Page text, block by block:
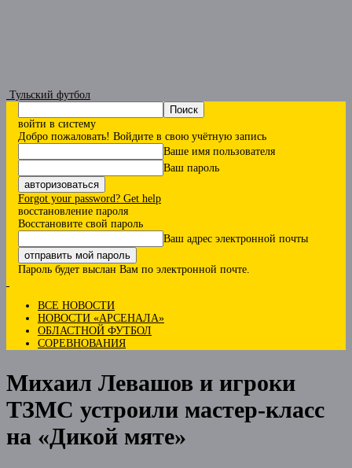
Тульский футбол
войти в систему
Добро пожаловать! Войдите в свою учётную запись
Ваше имя пользователя
Ваш пароль
Forgot your password? Get help
восстановление пароля
Восстановите свой пароль
Ваш адрес электронной почты
Пароль будет выслан Вам по электронной почте.
ВСЕ НОВОСТИ
НОВОСТИ «АРСЕНАЛА»
ОБЛАСТНОЙ ФУТБОЛ
СОРЕВНОВАНИЯ
Михаил Левашов и игроки
ТЗМС устроили мастер-класс
на «Дикой мяте»